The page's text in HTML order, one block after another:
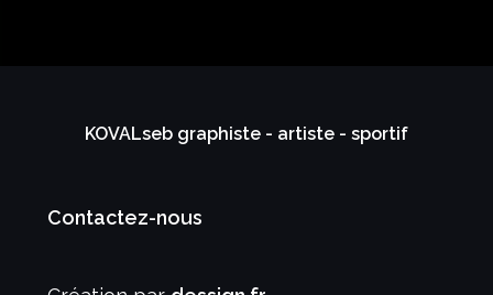
KOVALseb graphiste - artiste - sportif
Contactez-nous